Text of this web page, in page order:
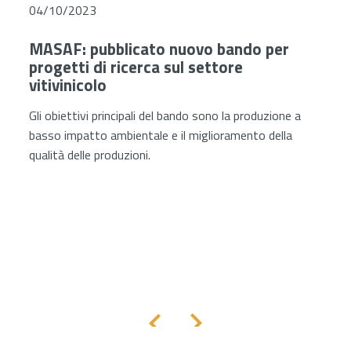
04/10/2023
MASAF: pubblicato nuovo bando per
progetti di ricerca sul settore
vitivinicolo
Gli obiettivi principali del bando sono la produzione a
basso impatto ambientale e il miglioramento della
qualità delle produzioni.